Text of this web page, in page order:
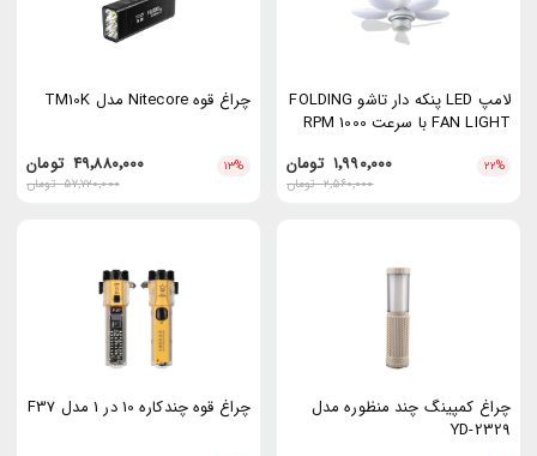
لامپ LED پنکه دار تاشو FOLDING
FAN LIGHT با سرعت 1000 RPM
۲۲% ۱٬۹۹۰٬۰۰۰ تومان
۲٬۵۶۰٬۰۰۰تومان
چراغ قوه Nitecore مدل TM10K
۱۳% ۴۹٬۸۸۰٬۰۰۰تومان
۵۷٬۷۲۰٬۰۰۰تومان
چراغ کمپینگ چند منظوره مدل
YD-2329
چراغ قوه چندکاره 10 در 1 مدل F37